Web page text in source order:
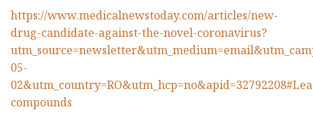
https://www.medicalnewstoday.com/articles/new-
drug-candidate-against-the-novel-coronavirus?
05-
compounds